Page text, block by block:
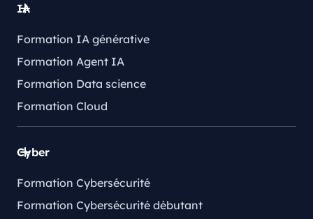
IA
Formation IA générative
Formation Agent IA
Formation Data science
Formation Cloud
Cyber
Formation Cybersécurité
Formation Cybersécurité débutant